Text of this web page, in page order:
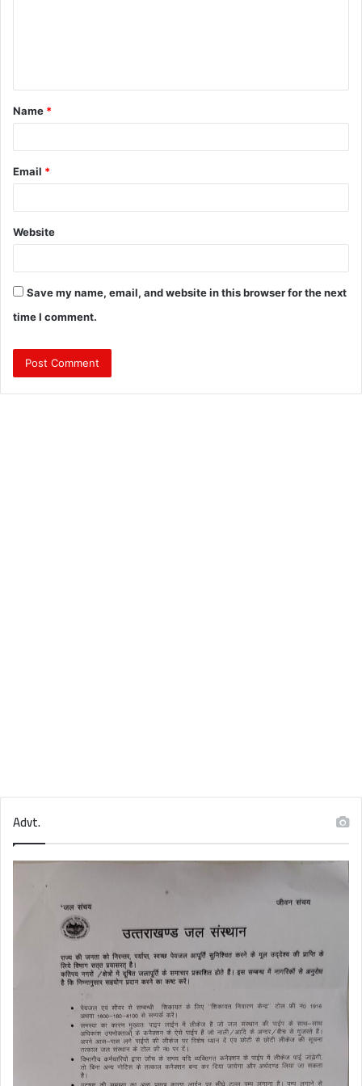
t
*
Name *
Email *
Website
Save my name, email, and website in this browser for the next
time I comment.
Advt.